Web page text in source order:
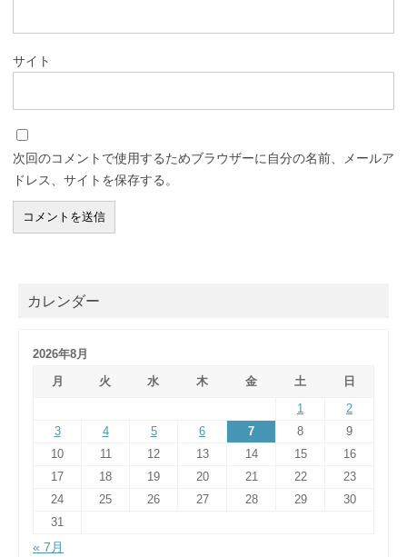
サイト
次回のコメントで使用するためブラウザーに自分の名前、メールア
ドレス、サイトを保存する。
カレンダー
2026年8月
月
火 水 木 金 土
日
1
2
3
4 5 6 7 8
9
10
11 12 13 14 15
16
17
18 19 20 21 22
23
24
25 26 27 28 29
30
31
« 7月